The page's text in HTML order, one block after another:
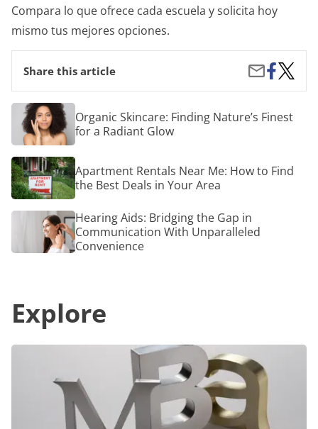
Compara lo que ofrece cada escuela y solicita hoy
mismo tus mejores opciones.
Share this article
Share
by
Email
Share
on
Facebook
Cómo
los
Organic
Skincare:
Finding
Nature’s
Finest
for
a
Radiant
Glow
Organic Skincare: Finding Nature’s Finest
for a Radiant Glow
Apartment
Rentals
Near
Me:
How
the
Your
Area
Apartment Rentals Near Me: How to Find
the Best Deals in Your Area
Hearing
Bridging
the
With
Unparalleled
Convenience
Hearing Aids: Bridging the Gap in
Communication With Unparalleled
Convenience
Explore
15